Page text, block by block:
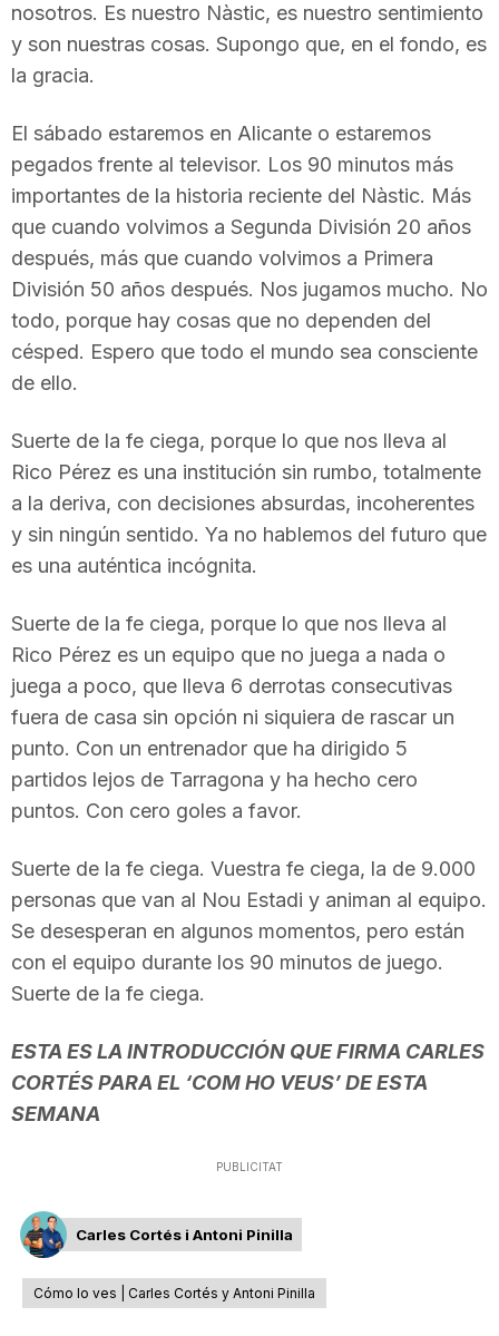
nosotros. Es nuestro Nàstic, es nuestro sentimiento
y son nuestras cosas. Supongo que, en el fondo, es
la gracia.
El sábado estaremos en Alicante o estaremos
pegados frente al televisor. Los 90 minutos más
importantes de la historia reciente del Nàstic. Más
que cuando volvimos a Segunda División 20 años
después, más que cuando volvimos a Primera
División 50 años después. Nos jugamos mucho. No
todo, porque hay cosas que no dependen del
césped. Espero que todo el mundo sea consciente
de ello.
Suerte de la fe ciega, porque lo que nos lleva al
Rico Pérez es una institución sin rumbo, totalmente
a la deriva, con decisiones absurdas, incoherentes
y sin ningún sentido. Ya no hablemos del futuro que
es una auténtica incógnita.
Suerte de la fe ciega, porque lo que nos lleva al
Rico Pérez es un equipo que no juega a nada o
juega a poco, que lleva 6 derrotas consecutivas
fuera de casa sin opción ni siquiera de rascar un
punto. Con un entrenador que ha dirigido 5
partidos lejos de Tarragona y ha hecho cero
puntos. Con cero goles a favor.
Suerte de la fe ciega. Vuestra fe ciega, la de 9.000
personas que van al Nou Estadi y animan al equipo.
Se desesperan en algunos momentos, pero están
con el equipo durante los 90 minutos de juego.
Suerte de la fe ciega.
ESTA ES LA INTRODUCCIÓN QUE FIRMA CARLES
CORTÉS PARA EL ‘COM HO VEUS’ DE ESTA
SEMANA
PUBLICITAT
Carles Cortés i Antoni Pinilla
Cómo lo ves | Carles Cortés y Antoni Pinilla